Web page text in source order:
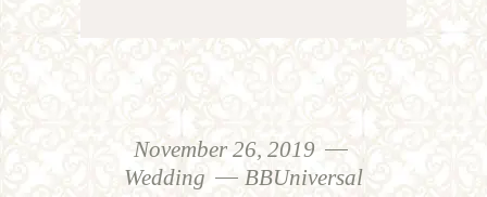
November 26, 2019
Wedding
BBUniversal